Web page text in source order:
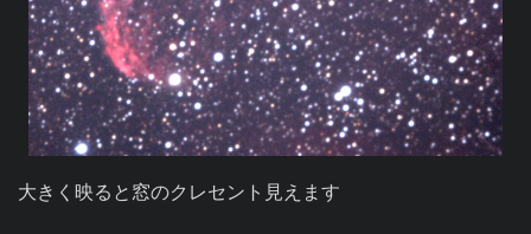
大きく映ると窓のクレセント見えます